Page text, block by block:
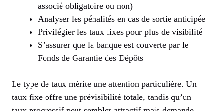
associé obligatoire ou non)
Analyser les pénalités en cas de sortie anticipée
Privilégier les taux fixes pour plus de visibilité
S’assurer que la banque est couverte par le
Fonds de Garantie des Dépôts
Le type de taux mérite une attention particulière. Un
taux fixe offre une prévisibilité totale, tandis qu’un